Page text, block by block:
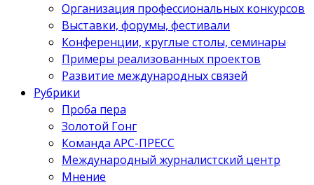
Организация профессиональных конкурсов
Выставки, форумы, фестивали
Конференции, круглые столы, семинары
Примеры реализованных проектов
Развитие международных связей
Рубрики
Проба пера
Золотой Гонг
Команда АРС-ПРЕСС
Международный журналистский центр
Мнение